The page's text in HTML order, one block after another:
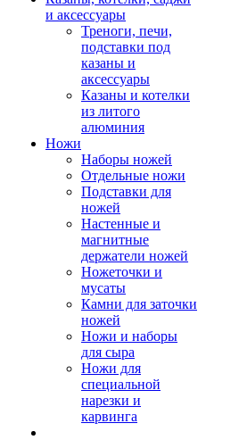
и аксессуары
Треноги, печи,
подставки под
казаны и
аксессуары
Казаны и котелки
из литого
алюминия
Ножи
Наборы ножей
Отдельные ножи
Подставки для
ножей
Настенные и
магнитные
держатели ножей
Ножеточки и
мусаты
Камни для заточки
ножей
Ножи и наборы
для сыра
Ножи для
специальной
нарезки и
карвинга